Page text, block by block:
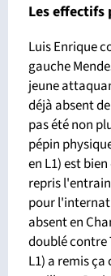
Les effectifs
Luis Enrique
gauche
jeune
déjà absent
pas été non
pépin
en L1) est
repris
pour
absent en
doublé contre
L1) a remis